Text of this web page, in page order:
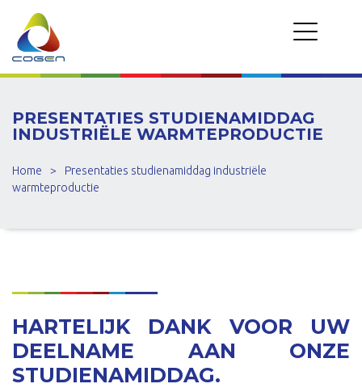
PRESENTATIES STUDIENAMIDDAG
INDUSTRIËLE WARMTEPRODUCTIE
Home >
Presentaties studienamiddag industriële
warmteproductie
HARTELIJK DANK VOOR UW
DEELNAME AAN ONZE
STUDIENAMIDDAG.